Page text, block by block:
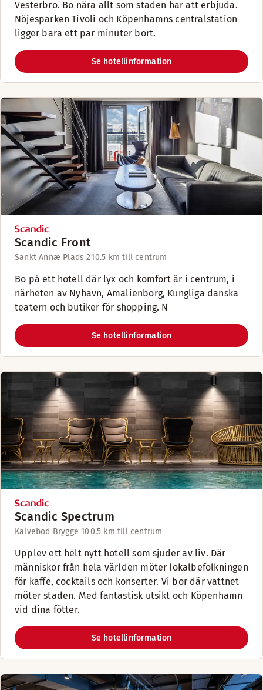
Vesterbro. Bo nära allt som staden har att erbjuda.
Nöjesparken Tivoli och Köpenhamns centralstation
ligger bara ett par minuter bort.
Se hotellinformation
Scandic Front
Sankt Annæ Plads 210.5 km till centrum
Bo på ett hotell där lyx och komfort är i centrum, i
närheten av Nyhavn, Amalienborg, Kungliga danska
teatern och butiker för shopping. N
Se hotellinformation
Scandic Spectrum
Kalvebod Brygge 100.5 km till centrum
Upplev ett helt nytt hotell som sjuder av liv. Där
människor från hela världen möter lokalbefolkningen
för kaffe, cocktails och konserter. Vi bor där vattnet
möter staden. Med fantastisk utsikt och Köpenhamn
vid dina fötter.
Se hotellinformation